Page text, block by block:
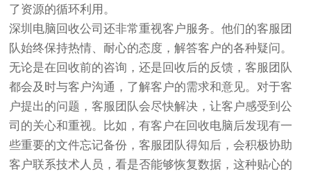
了资源的循环利用。
深圳电脑回收公司还非常重视客户服务。他们的客服团
队始终保持热情、耐心的态度，解答客户的各种疑问。
无论是在回收前的咨询，还是回收后的反馈，客服团队
都会及时与客户沟通，了解客户的需求和意见。对于客
户提出的问题，客服团队会尽快解决，让客户感受到公
司的关心和重视。比如，有客户在回收电脑后发现有一
些重要的文件忘记备份，客服团队得知后，会积极协助
客户联系技术人员，看是否能够恢复数据，这种贴心的